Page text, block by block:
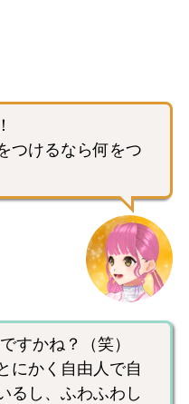
つけるなら何をつ
すかね？（笑）
にかく自由人で自
るし、ふわふわし